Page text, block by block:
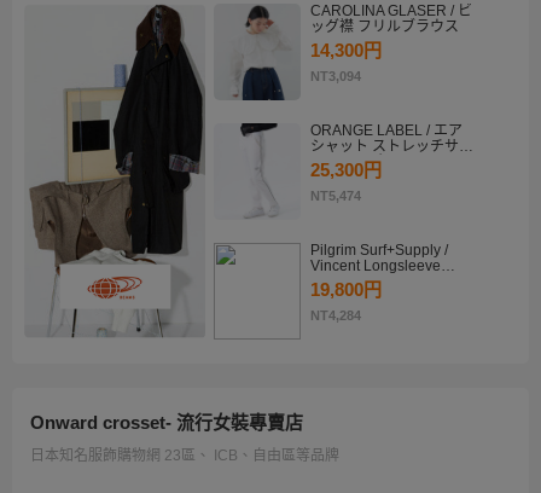
CAROLINA GLASER / ビ
ッグ襟 フリルブラウス
14,300円
NT3,094
ORANGE LABEL / エア
シャット ストレッチサイ
ドラインパンツ
25,300円
NT5,474
Pilgrim Surf+Supply /
Vincent Longsleeve
Shirt
19,800円
NT4,284
Onward crosset- 流行女裝專賣店
日本知名服飾購物網 23區、 ICB、自由區等品牌